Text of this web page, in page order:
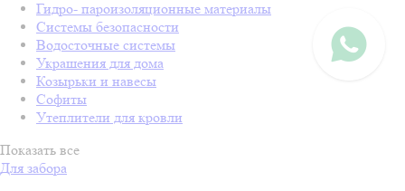
Гидро- пароизоляционные материалы
Системы безопасности
Водосточные системы
Украшения для дома
Козырьки и навесы
Софиты
Утеплители для кровли
Показать все
Для забора